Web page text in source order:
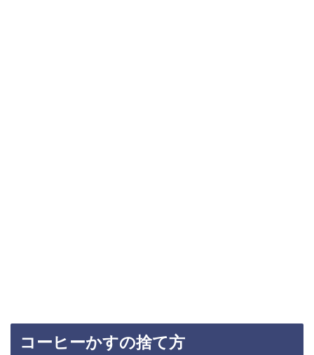
コーヒーかすの捨て方